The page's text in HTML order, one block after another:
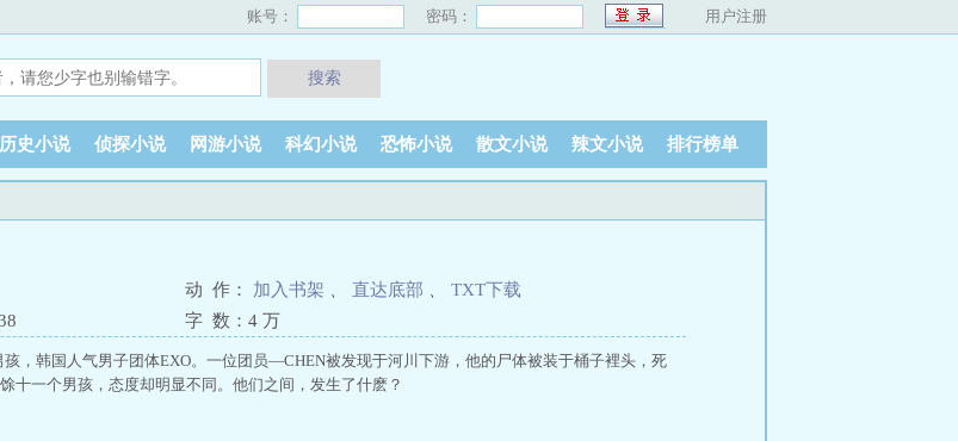
账号： 密码： 用户注册
搜索
历史小说 侦探小说 网游小说 科幻小说 恐怖小说 散文小说 辣文小说 排行榜单
动 作： 加入书架 直达底部
TXT下载
字 数： 4 万
孩，韩国人气男子团体EXO。一位团员—CHEN被发现于河川下游，他的尸体被装于桶子裡头，死
十一个男孩，态度却明显不同。他们之间，发生了什麽？